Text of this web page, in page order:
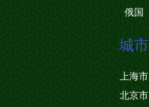
俄国
城市
上海市
北京市